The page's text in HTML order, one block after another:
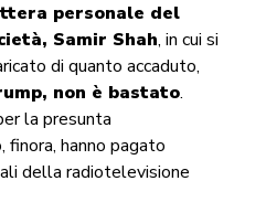
personale del
Samir Shah, in cui si
di quanto accaduto,
non è bastato.
la presunta
finora, hanno pagato
della radiotelevisione